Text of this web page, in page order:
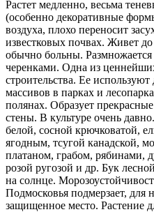
Растет медленно, весьма
(особенно декоративные
воздуха, плохо переносит
известковых почвах. Живет
обычно больны.
черенками. Одна из
строительства. Ее
массивов в парках и
полянах. Образует
стены. В культуре очень
белой, сосной крючковатой,
ягодным, тсугой канадской,
платаном, грабом, рябинами,
розой ругозой и др. Бук
на солнце.
Подмосковья подмерзает, для
защищенное место. Растение